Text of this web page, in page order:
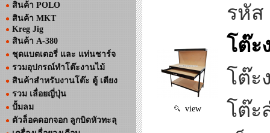
สินค้า POLO
สินค้า MKT
Kreg Jig
สินค้า A-380
ชุดแบตเตอรี่ และ แท่นชาร์จ
รวมอุปกรณ์ทำโต๊ะงานไม้
สินค้าสำหรับงานโต๊ะ ตู้ เตียง
รวม เลื่อยญี่ปุ่น
ปั้มลม
ตัวล็อคดอกจอก ลูกบิดหัวทะลุ
view
รหัส
โต๊ะ
โต๊ะ
โต๊ะ